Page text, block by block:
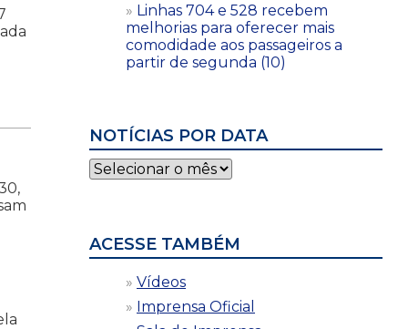
Linhas 704 e 528 recebem
melhorias para oferecer mais
comodidade aos passageiros a
partir de segunda (10)
NOTÍCIAS POR DATA
Notícias
por
ACESSE TAMBÉM
Vídeos
Imprensa Oficial